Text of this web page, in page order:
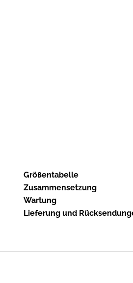
Größentabelle
Zusammensetzung
Wartung
Lieferung und